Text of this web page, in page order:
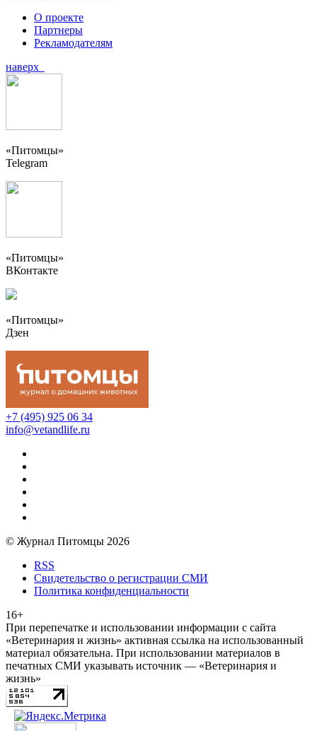
О проекте
Партнеры
Рекламодателям
наверх
«Питомцы»
Telegram
«Питомцы»
ВКонтакте
«Питомцы»
Дзен
+7 (495) 925 06 34
info@vetandlife.ru
© Журнал Питомцы 2026
RSS
Свидетельство о регистрации СМИ
Политика конфиденциальности
16+
При перепечатке и использовании информации с сайта
«Ветеринария и жизнь» активная ссылка на использованный
материал обязательна. При использовании материалов в
печатных СМИ указывать источник — «Ветеринария и
жизнь»